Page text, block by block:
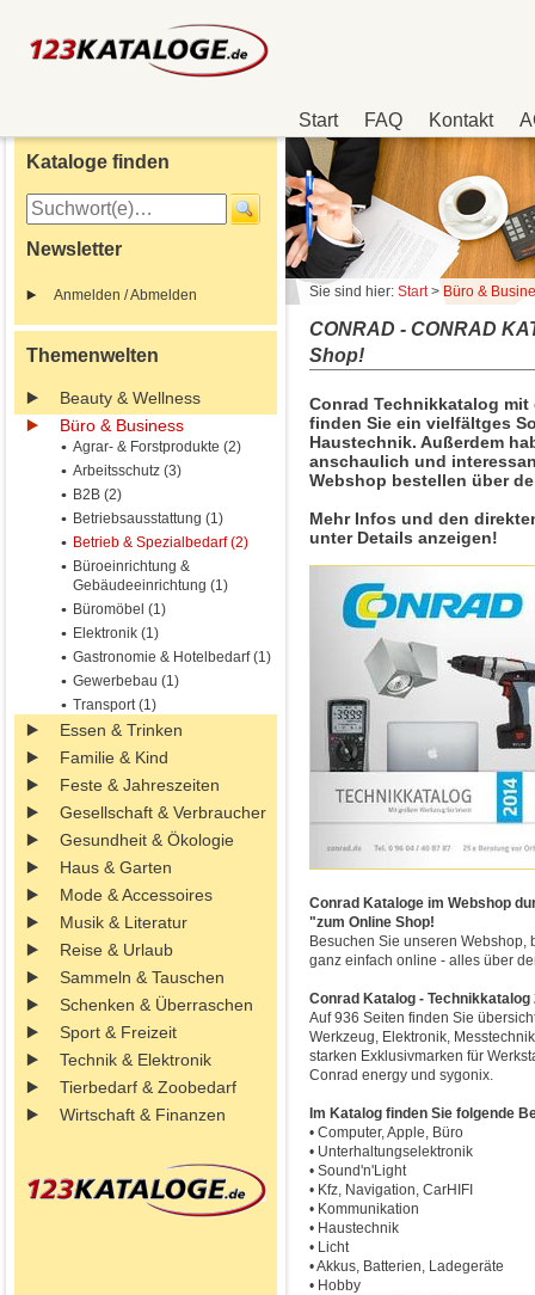
Start FAQ Kontakt
Kataloge finden
Newsletter
Anmelden / Abmelden
Themenwelten
Beauty & Wellness
Büro & Business
Agrar- & Forstprodukte (2)
Arbeitsschutz (3)
B2B (2)
Betriebsausstattung (1)
Betrieb & Spezialbedarf (2)
Büroeinrichtung &
Gebäudeeinrichtung (1)
Büromöbel (1)
Elektronik (1)
Gastronomie & Hotelbedarf (1)
Gewerbebau (1)
Transport (1)
Essen & Trinken
Familie & Kind
Feste & Jahreszeiten
Gesellschaft & Verbraucher
Gesundheit & Ökologie
Haus & Garten
Mode & Accessoires
Musik & Literatur
Reise & Urlaub
Sammeln & Tauschen
Schenken & Überraschen
Sport & Freizeit
Technik & Elektronik
Tierbedarf & Zoobedarf
Wirtschaft & Finanzen
Sie sind hier: Start>Büro &
CONRAD - CONRAD
Shop!
Conrad Technikkatalog mit
finden Sie ein vielfältges
Haustechnik. Außerdem
anschaulich und
Webshop bestellen über
Mehr Infos und den
unter Details anzeigen!
Conrad Kataloge im Webshop
"zum Online Shop!
Besuchen Sie unseren
ganz einfach online - alles über
Conrad Katalog - Technikkatalog
Auf 936 Seiten finden Sie
Werkzeug, Elektronik,
starken Exklusivmarken für
Conrad energy und sygonix.
Im Katalog finden Sie folgende
• Computer, Apple, Büro
• Unterhaltungselektronik
• Sound'n'Light
• Kfz, Navigation, CarHIFI
• Kommunikation
• Haustechnik
• Licht
• Akkus, Batterien, Ladegeräte
• Hobby